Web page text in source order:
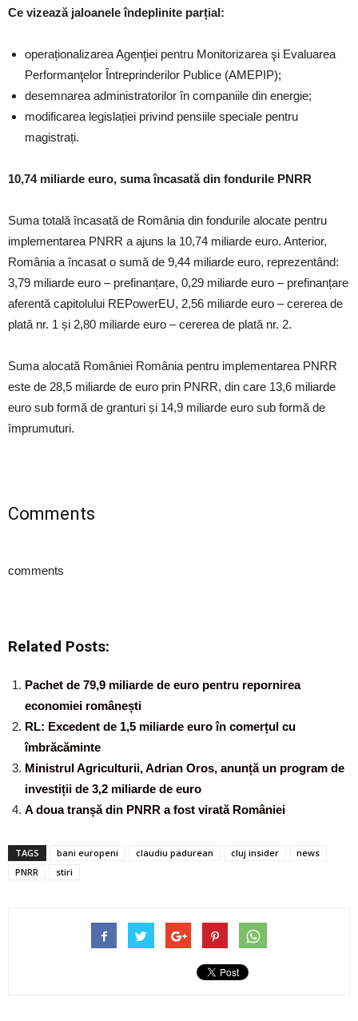
Ce vizează jaloanele îndeplinite parțial:
operaționalizarea Agenţiei pentru Monitorizarea şi Evaluarea
Performanţelor Întreprinderilor Publice (AMEPIP);
desemnarea administratorilor în companiile din energie;
modificarea legislației privind pensiile speciale pentru
magistrați.
10,74 miliarde euro, suma încasată din fondurile PNRR
Suma totală încasată de România din fondurile alocate pentru
implementarea PNRR a ajuns la 10,74 miliarde euro. Anterior,
România a încasat o sumă de 9,44 miliarde euro, reprezentând:
3,79 miliarde euro – prefinanțare, 0,29 miliarde euro – prefinanțare
aferentă capitolului REPowerEU, 2,56 miliarde euro – cererea de
plată nr. 1 și 2,80 miliarde euro – cererea de plată nr. 2.
Suma alocată României România pentru implementarea PNRR
este de 28,5 miliarde de euro prin PNRR, din care 13,6 miliarde
euro sub formă de granturi și 14,9 miliarde euro sub formă de
împrumuturi.
Comments
comments
Related Posts:
Pachet de 79,9 miliarde de euro pentru repornirea
economiei românești
RL: Excedent de 1,5 miliarde euro în comerțul cu
îmbrăcăminte
Ministrul Agriculturii, Adrian Oros, anunță un program de
investiții de 3,2 miliarde de euro
A doua tranșă din PNRR a fost virată României
TAGS bani europeni claudiu padurean cluj insider
news
PNRR
stiri